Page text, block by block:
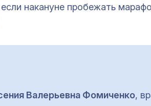
накануне пробежать
Валерьевна Фомиченко,